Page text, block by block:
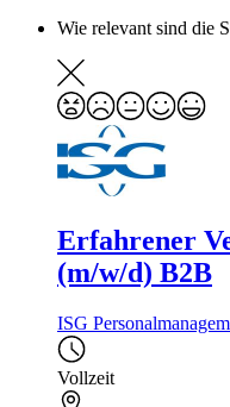
Wie relevant sind die
Erfahrener
(m/w/d) B2B
ISG
Vollzeit